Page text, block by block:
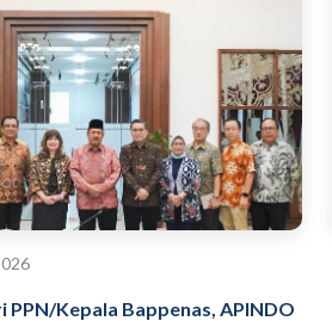
PPN/Kepala Bappenas, APINDO